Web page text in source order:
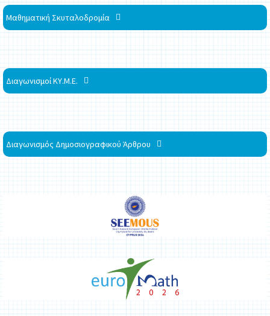
Μαθηματική Σκυταλοδρομία
Διαγωνισμοί ΚΥ.Μ.Ε.
Διαγωνισμός Δημοσιογραφικού Άρθρου